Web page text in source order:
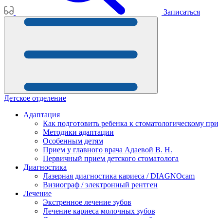
Записаться
Детское отделение
Адаптация
Как подготовить ребенка к стоматологическому
Методики адаптации
Особенным детям
Прием у главного врача Адаевой В. Н.
Первичный прием детского стоматолога
Диагностика
Лазерная диагностика кариеса / DIAGNOcam
Визиограф / электронный рентген
Лечение
Экстренное лечение зубов
Лечение кариеса молочных зубов